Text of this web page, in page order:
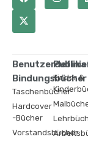
Bindungsbücher
Taschenbücher
Hardcover
-Bücher
Vorstandsbücher
Kinder &